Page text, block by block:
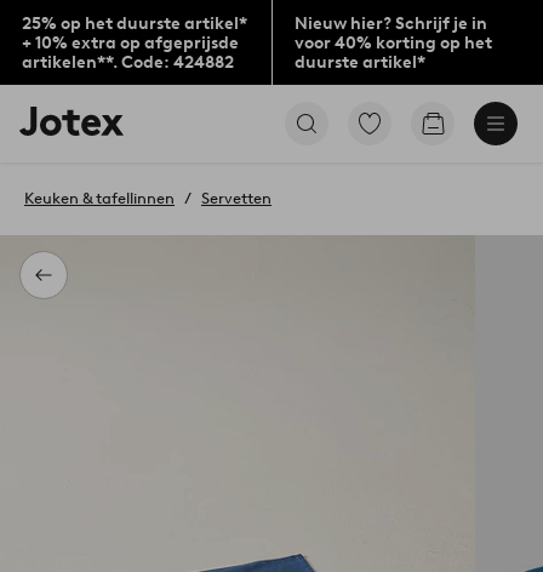
25% op het duurste artikel*
+ 10% extra op afgeprijsde
artikelen**. Code: 424882
Nieuw hier? Schrijf je in
voor 40% korting op het
duurste artikel*
Jotex
logo
to
home
page
Ga
Go
Terug
Keuken & tafellinnen Servetten